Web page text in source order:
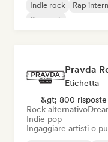
Indie rock
Rap
Pop rock
Pravda
Etichetta
&gt; 800 risposte
Rock alternativo
Indie pop
Ingaggiare artisti o